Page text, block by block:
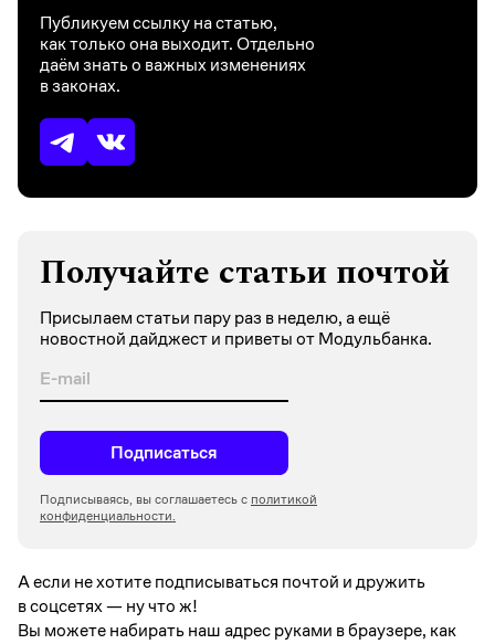
Публикуем ссылку на статью,
как только она выходит. Отдельно
даём знать о важных изменениях
в законах.
Получайте статьи почтой
Присылаем статьи пару раз в неделю, а ещё
новостной дайджест и приветы от Модульбанка.
Подписаться
Подписываясь, вы соглашаетесь с политикой
конфиденциальности.
А если не хотите подписываться почтой и дружить
в соцсетях —ну что ж!
Вы можете набирать наш адрес руками в браузере, как